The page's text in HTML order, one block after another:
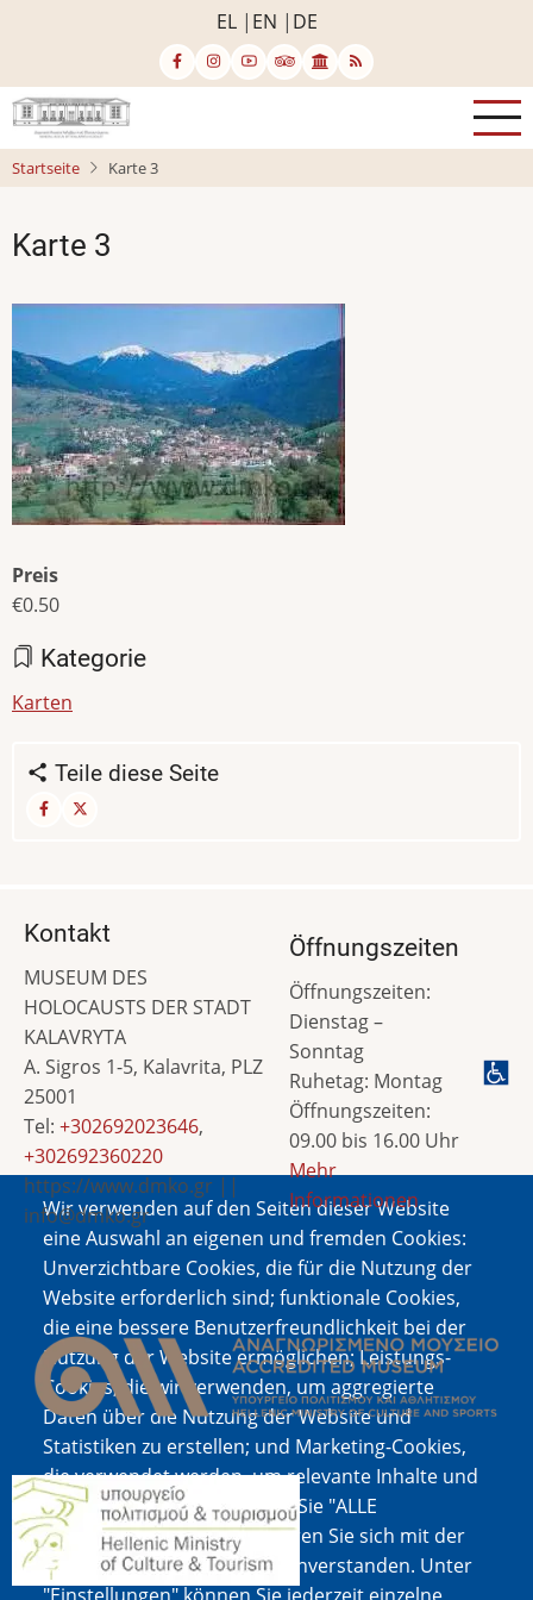
EL EN DE
Startseite Karte 3
Karte 3
Preis
€0.50
Kategorie
Karten
Teile diese Seite
Wir verwenden auf den Seiten dieser Website
eine Auswahl an eigenen und fremden Cookies:
Unverzichtbare Cookies, die für die Nutzung der
Website erforderlich sind; funktionale Cookies,
die eine bessere Benutzerfreundlichkeit bei der
Nutzung der Website ermöglichen; Leistungs-
Cookies, die wir verwenden, um aggregierte
Daten über die Nutzung der Website und
Statistiken zu erstellen; und Marketing-Cookies,
die verwendet werden, um relevante Inhalte und
Werbung anzuzeigen. Wenn Sie "ALLE
AKZEPTIEREN" wählen, erklären Sie sich mit der
Verwendung aller Cookies einverstanden. Unter
Kontakt
MUSEUM DES
HOLOCAUSTS DER STADT
KALAVRYTA
A. Sigros 1-5, Kalavrita, PLZ
25001
Tel: +302692023646,
+302692360220
https://www.dmko.gr ||
info@dmko.gr
Öffnungszeiten
Öffnungszeiten:
Dienstag –
Sonntag
Ruhetag: Montag
Öffnungszeiten:
09.00 bis 16.00 Uhr
Mehr
Informationen
Bild
Bild